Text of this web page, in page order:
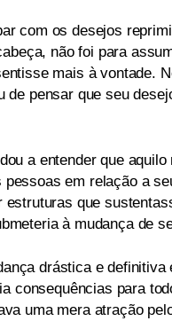
com os desejos
não foi para
mais à vontade.
de pensar que seu
a entender que
pessoas em relação a
que
à mudança de
drástica e
consequências para
uma mera atração